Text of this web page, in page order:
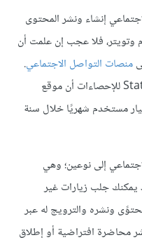
إنشاء ونشر المحتوى
وتويتر، فلا عجب إن علمت أن
منصات التواصل الاجتماعي.
وعلى سبيل المثال، ذكرت مؤسسة Statista للإحصاءات أن موقع
قد سجل لوحده معدل 3.58 مليار مستخدم شهريًا خلال سنة
إلى نوعين؛ وهي
يمكنك جلب زيارات غير
ونشره والترويج له عبر
محاضرة افتراضية أو إطلاق